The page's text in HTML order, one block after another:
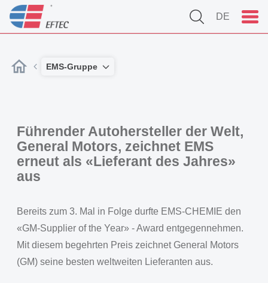
DE
EMS-Gruppe
Führender Autohersteller der Welt,
General Motors, zeichnet EMS
erneut als «Lieferant des Jahres»
aus
Bereits zum 3. Mal in Folge durfte EMS-CHEMIE den
«GM-Supplier of the Year» - Award entgegennehmen.
Mit diesem begehrten Preis zeichnet General Motors
(GM) seine besten weltweiten Lieferanten aus.